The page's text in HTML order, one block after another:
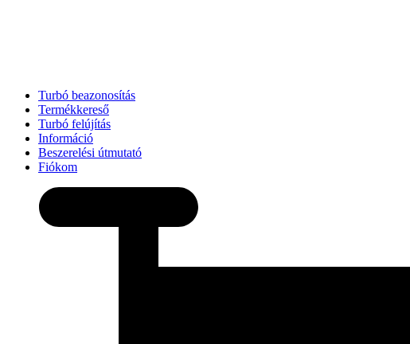
Turbó beazonosítás
Termékkereső
Turbó felújítás
Információ
Beszerelési útmutató
Fiókom